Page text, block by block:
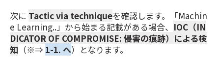
次に Tactic via techniqueを確認します。「Machin
e Learning..」から始まる記載がある場合、 IOC（IN
DICATOR OF COMPROMISE: 侵害の痕跡）による検
知 （※⇒ 1-1. へ）となります。